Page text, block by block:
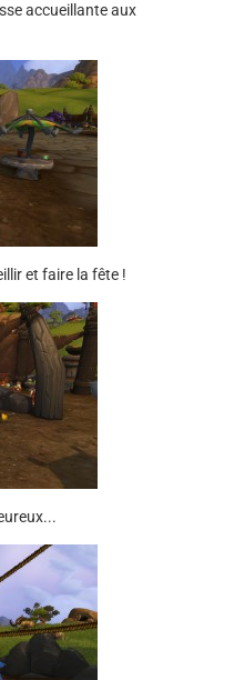
accueillante aux
et faire la fête !